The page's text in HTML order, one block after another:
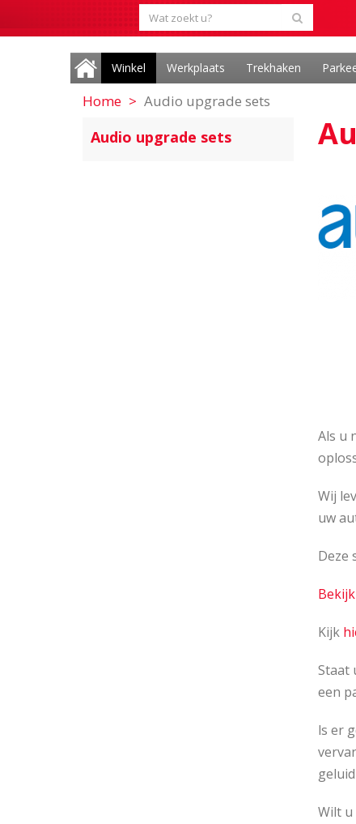
Winkel Werkplaats Trekhaken
Home Audio upgrade sets
Audio upgrade sets
Als u
Wij
uw
Deze
Kijk
Staat
een
ls er
Wilt